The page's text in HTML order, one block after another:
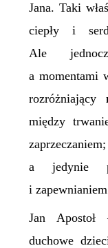
Jana. Taki
ciepły i
Ale
a momentami
rozróżniający
między
a jedynie
i
Jan Apostoł
duchowe